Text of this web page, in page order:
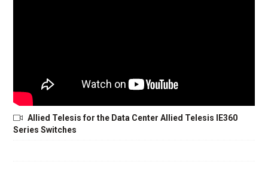
Allied Telesis for the Data Center Allied Telesis IE360
Series Switches